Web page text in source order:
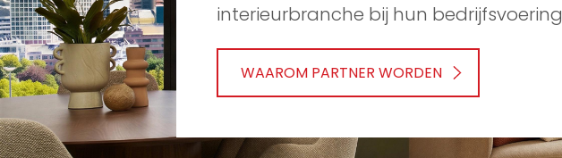
interieurbranche bij hun bedrijfsvoering
WAAROM PARTNER WORDEN